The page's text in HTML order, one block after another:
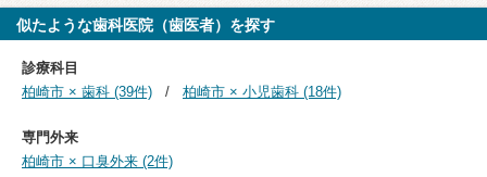
似たような歯科医院（歯医者）を探す
診療科目
柏崎市 × 歯科 (39件)
柏崎市 × 小児歯科 (18件)
専門外来
柏崎市 × 口臭外来 (2件)